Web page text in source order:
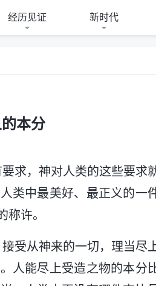
经历见证 新时代
本分
求，神对人类的这些要求
类中最美好、最正义的一
许。
受从神来的一切，理当尽
人能尽上受造之物的本分